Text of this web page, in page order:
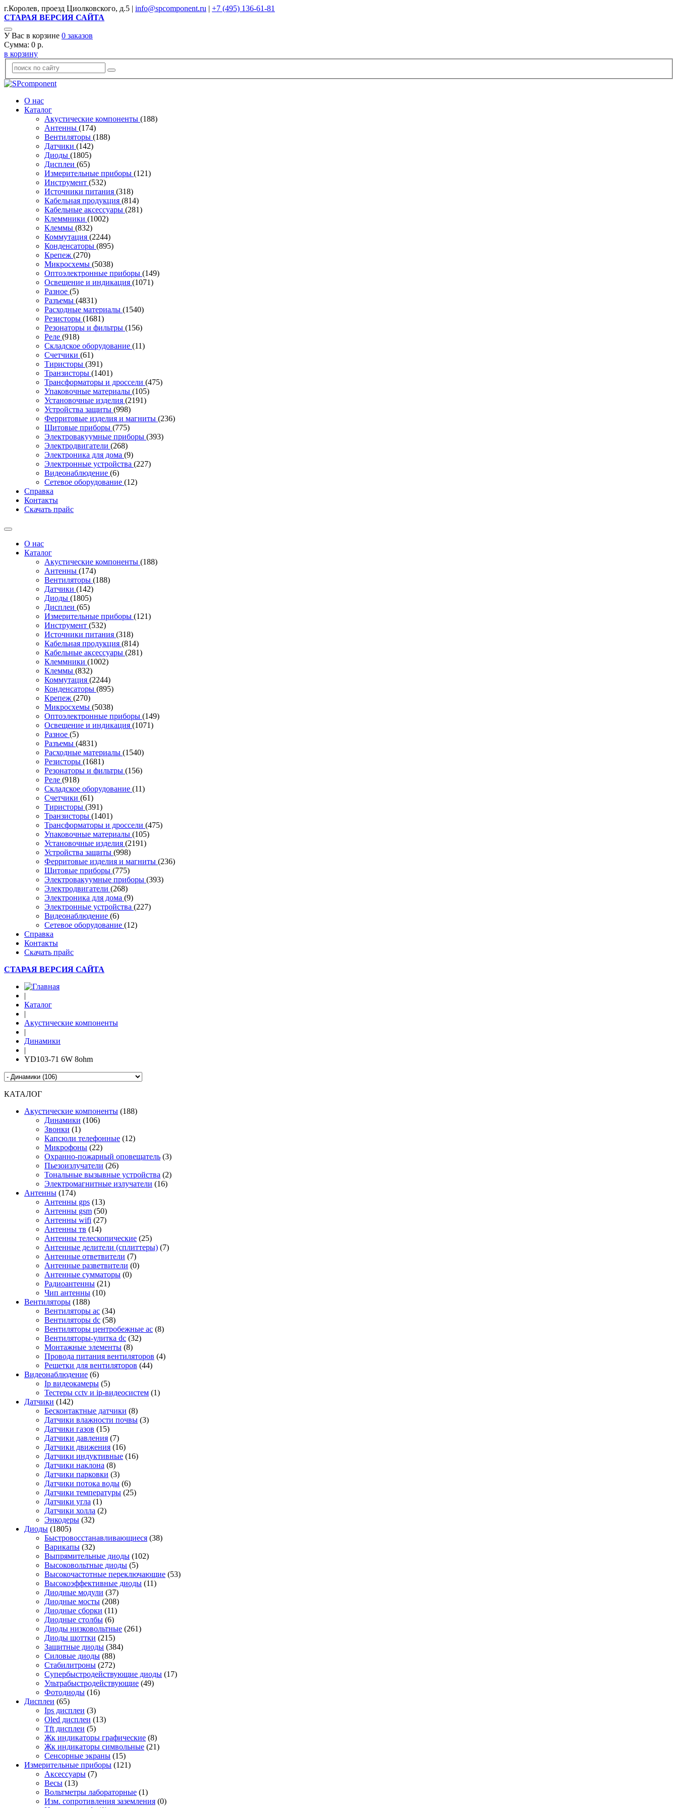
г.Королев, проезд Циолковского, д.5 | info@spcomponent.ru | +7 (495) 136-61-81
СТАРАЯ ВЕРСИЯ САЙТА
У Вас в корзине 0 заказов
Сумма: 0 р.
в корзину
О нас
Каталог
Акустические компоненты (188)
Антенны (174)
Вентиляторы (188)
Датчики (142)
Диоды (1805)
Дисплеи (65)
Измерительные приборы (121)
Инструмент (532)
Источники питания (318)
Кабельная продукция (814)
Кабельные аксессуары (281)
Клеммники (1002)
Клеммы (832)
Коммутация (2244)
Конденсаторы (895)
Крепеж (270)
Микросхемы (5038)
Оптоэлектронные приборы (149)
Освещение и индикация (1071)
Разное (5)
Разъемы (4831)
Расходные материалы (1540)
Резисторы (1681)
Резонаторы и фильтры (156)
Реле (918)
Складское оборудование (11)
Счетчики (61)
Тиристоры (391)
Транзисторы (1401)
Трансформаторы и дроссели (475)
Упаковочные материалы (105)
Установочные изделия (2191)
Устройства защиты (998)
Ферритовые изделия и магниты (236)
Щитовые приборы (775)
Электровакуумные приборы (393)
Электродвигатели (268)
Электроника для дома (9)
Электронные устройства (227)
Видеонаблюдение (6)
Сетевое оборудование (12)
Справка
Контакты
Скачать прайс
О нас
Каталог
Акустические компоненты (188)
Антенны (174)
Вентиляторы (188)
Датчики (142)
Диоды (1805)
Дисплеи (65)
Измерительные приборы (121)
Инструмент (532)
Источники питания (318)
Кабельная продукция (814)
Кабельные аксессуары (281)
Клеммники (1002)
Клеммы (832)
Коммутация (2244)
Конденсаторы (895)
Крепеж (270)
Микросхемы (5038)
Оптоэлектронные приборы (149)
Освещение и индикация (1071)
Разное (5)
Разъемы (4831)
Расходные материалы (1540)
Резисторы (1681)
Резонаторы и фильтры (156)
Реле (918)
Складское оборудование (11)
Счетчики (61)
Тиристоры (391)
Транзисторы (1401)
Трансформаторы и дроссели (475)
Упаковочные материалы (105)
Установочные изделия (2191)
Устройства защиты (998)
Ферритовые изделия и магниты (236)
Щитовые приборы (775)
Электровакуумные приборы (393)
Электродвигатели (268)
Электроника для дома (9)
Электронные устройства (227)
Видеонаблюдение (6)
Сетевое оборудование (12)
Справка
Контакты
Скачать прайс
СТАРАЯ ВЕРСИЯ САЙТА
|
Каталог
|
Акустические компоненты
|
Динамики
|
YD103-71 6W 8ohm
КАТАЛОГ
Акустические компоненты (188)
Динамики (106)
Звонки (1)
Капсюли телефонные (12)
Микрофоны (22)
Охранно-пожарный оповещатель (3)
Пьезоизлучатели (26)
Тональные вызывные устройства (2)
Электромагнитные излучатели (16)
Антенны (174)
Антенны gps (13)
Антенны gsm (50)
Антенны wifi (27)
Антенны тв (14)
Антенны телескопические (25)
Антенные делители (сплиттеры) (7)
Антенные ответвители (7)
Антенные разветвители (0)
Антенные сумматоры (0)
Радиоантенны (21)
Чип антенны (10)
Вентиляторы (188)
Вентиляторы ac (34)
Вентиляторы dc (58)
Вентиляторы центробежные ac (8)
Вентиляторы-улитка dc (32)
Монтажные элементы (8)
Провода питания вентиляторов (4)
Решетки для вентиляторов (44)
Видеонаблюдение (6)
Ip видеокамеры (5)
Тестеры cctv и ip-видеосистем (1)
Датчики (142)
Бесконтактные датчики (8)
Датчики влажности почвы (3)
Датчики газов (15)
Датчики давления (7)
Датчики движения (16)
Датчики индуктивные (16)
Датчики наклона (8)
Датчики парковки (3)
Датчики потока воды (6)
Датчики температуры (25)
Датчики угла (1)
Датчики холла (2)
Энкодеры (32)
Диоды (1805)
Быстровосстанавливающиеся (38)
Варикапы (32)
Выпрямительные диоды (102)
Высоковольтные диоды (5)
Высокочастотные переключающие (53)
Высокоэффективные диоды (11)
Диодные модули (37)
Диодные мосты (208)
Диодные сборки (11)
Диодные столбы (6)
Диоды низковольтные (261)
Диоды шоттки (215)
Защитные диоды (384)
Силовые диоды (88)
Стабилитроны (272)
Супербыстродействующие диоды (17)
Ультрабыстродействующие (49)
Фотодиоды (16)
Дисплеи (65)
Ips дисплеи (3)
Oled дисплеи (13)
Tft дисплеи (5)
Жк индикаторы графические (8)
Жк индикаторы символьные (21)
Сенсорные экраны (15)
Измерительные приборы (121)
Аксессуары (7)
Весы (13)
Вольтметры лабораторные (1)
Изм. сопротивления заземления (0)